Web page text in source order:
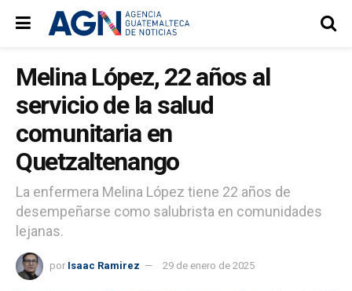
Melina López, 22 años al
servicio de la salud
comunitaria en
Quetzaltenango
La enfermera Melina López tiene 22 años de
desempeñarse como salubrista en comunidades
lejanas.
por Isaac Ramirez 29 de enero de 2025